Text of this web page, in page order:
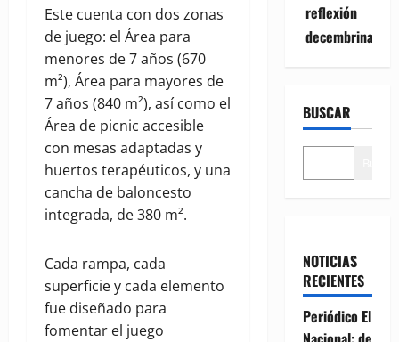
Este cuenta con dos zonas
de juego: el Área para
menores de 7 años (670
m²), Área para mayores de
7 años (840 m²), así como el
Área de picnic accesible
con mesas adaptadas y
huertos terapéuticos, y una
cancha de baloncesto
integrada, de 380 m².
Cada rampa, cada
superficie y cada elemento
fue diseñado para
fomentar el juego
reflexión
decembrina
BUSCAR
NOTICIAS
RECIENTES
Periódico El